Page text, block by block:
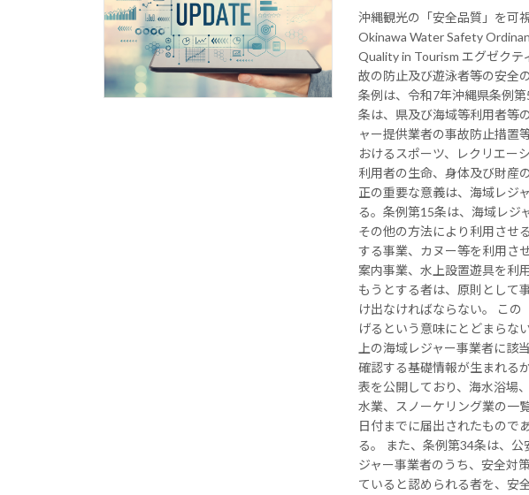
沖縄観光の「安全品質」を可
Okinawa Water Safety
Quality in Tourism エグゼク
故の防止及び遊泳者等の安全
条例は、令和7年沖縄県条例
条は、県及び海域等利用者等
ャー提供業者の事故防止措置
おけるスポーツ、レクリエー
利用者の生命、身体及び財産
正の重要な意義は、海域レジ
る。条例第15条は、海域レジ
その他の方法により利用させ
する事業、カヌー等を利用さ
案内事業、水上設置遊具を利
もうとする者は、原則として
け出なければならない。 こ
げるという意味にとどまらな
上の海域レジャー事業者に該
確認する基礎情報が生まれる
表を公開しており、海水浴場
水業、スノーケリング業の一
日付までに届出されたもので
る。 また、条例第34条は、
ジャー事業者のうち、安全対
ていると認められる者を、安